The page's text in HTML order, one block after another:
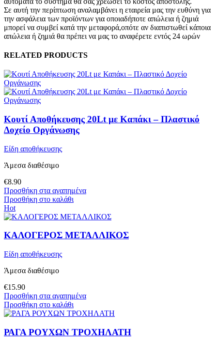
Σε αυτή την περίπτωση αναλαμβάνει η εταιρεία μας την ευθύνη για
την ασφάλεια των προϊόντων για οποιαδήποτε απώλεια ή ζημιά
μπορεί να συμβεί κατά την μεταφορά,οπότε αν διαπιστωθεί κάποια
απώλεια ή ζημιά θα πρέπει να μας το αναφέρετε εντός 24 ωρών
RELATED PRODUCTS
Κουτί Αποθήκευσης 20Lt με Καπάκι – Πλαστικό
Δοχείο Οργάνωσης
Είδη αποθήκευσης
Άμεσα διαθέσιμο
€8.90
Προσθήκη στα αγαπημένα
Προσθήκη στο καλάθι
Hot
ΚΑΛΟΓΕΡΟΣ ΜΕΤΑΛΛΙΚΟΣ
Είδη αποθήκευσης
Άμεσα διαθέσιμο
€15.90
Προσθήκη στα αγαπημένα
Προσθήκη στο καλάθι
ΡΑΓΑ ΡΟΥΧΩΝ ΤΡΟΧΗΛΑΤΗ